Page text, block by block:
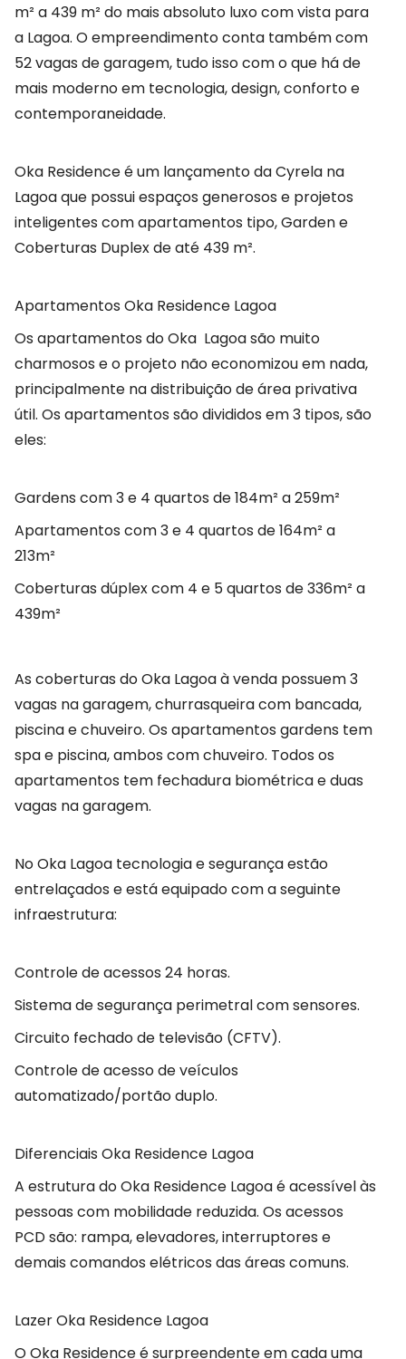
m² a 439 m² do mais absoluto luxo com vista para
a Lagoa. O empreendimento conta também com
52 vagas de garagem, tudo isso com o que há de
mais moderno em tecnologia, design, conforto e
contemporaneidade.
Oka Residence é um lançamento da Cyrela na
Lagoa que possui espaços generosos e projetos
inteligentes com apartamentos tipo, Garden e
Coberturas Duplex de até 439 m².
Apartamentos Oka Residence Lagoa
Os apartamentos do Oka Lagoa são muito
charmosos e o projeto não economizou em nada,
principalmente na distribuição de área privativa
útil. Os apartamentos são divididos em 3 tipos, são
eles:
Gardens com 3 e 4 quartos de 184m² a 259m²
Apartamentos com 3 e 4 quartos de 164m² a
213m²
Coberturas dúplex com 4 e 5 quartos de 336m² a
439m²
As coberturas do Oka Lagoa à venda possuem 3
vagas na garagem, churrasqueira com bancada,
piscina e chuveiro. Os apartamentos gardens tem
spa e piscina, ambos com chuveiro. Todos os
apartamentos tem fechadura biométrica e duas
vagas na garagem.
No Oka Lagoa tecnologia e segurança estão
entrelaçados e está equipado com a seguinte
infraestrutura:
Controle de acessos 24 horas.
Sistema de segurança perimetral com sensores.
Circuito fechado de televisão (CFTV).
Controle de acesso de veículos
automatizado/portão duplo.
Diferenciais Oka Residence Lagoa
A estrutura do Oka Residence Lagoa é acessível às
pessoas com mobilidade reduzida. Os acessos
PCD são: rampa, elevadores, interruptores e
demais comandos elétricos das áreas comuns.
Lazer Oka Residence Lagoa
O Oka Residence é surpreendente em cada uma